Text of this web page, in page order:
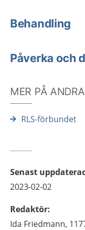
Behandling
Påverka och
MER PÅ
RLS-förbundet
Senast
2023-02-02
Redaktör:
Ida Friedmann,